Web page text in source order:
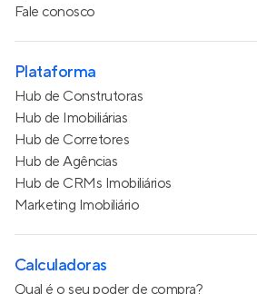
Fale conosco
Plataforma
Hub de Construtoras
Hub de Imobiliárias
Hub de Corretores
Hub de Agências
Hub de CRMs Imobiliários
Marketing Imobiliário
Calculadoras
Qual é o seu poder de compra?